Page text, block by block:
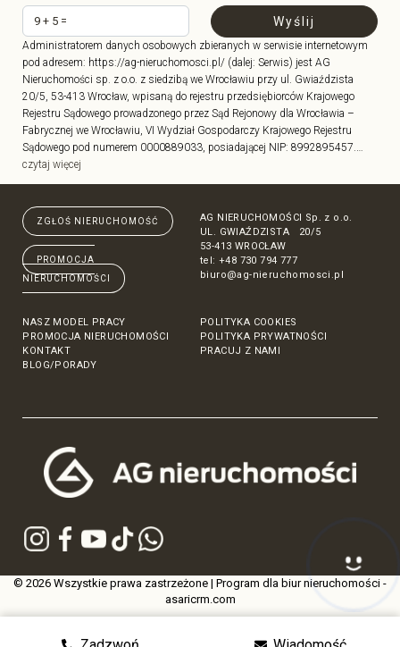
Administratorem danych osobowych zbieranych w serwisie internetowym
pod adresem: https://ag-nieruchomosci.pl/ (dalej: Serwis) jest AG
Nieruchomości sp. z o.o. z siedzibą we Wrocławiu przy ul. Gwiaździsta
20/5, 53-413 Wrocław, wpisaną do rejestru przedsiębiorców Krajowego
Rejestru Sądowego prowadzonego przez Sąd Rejonowy dla Wrocławia –
Fabrycznej we Wrocławiu, VI Wydział Gospodarczy Krajowego Rejestru
Sądowego pod numerem 0000889033, posiadającej NIP: 8992895457.…
czytaj więcej
ZGŁOŚ NIERUCHOMOŚĆ
PROMOCJA
NIERUCHOMOŚCI
AG NIERUCHOMOŚCI Sp. z o.o.
UL. GWIAŹDZISTA 20/5
53-413 WROCŁAW
tel: +48 730 794 777
biuro@ag-nieruchomosci.pl
NASZ MODEL PRACY
PROMOCJA NIERUCHOMOŚCI
KONTAKT
BLOG/PORADY
POLITYKA COOKIES
POLITYKA PRYWATNOŚCI
PRACUJ Z NAMI
© 2026 Wszystkie prawa zastrzeżone | Program dla biur nieruchomości -
asaricrm.com
Hej! Chętnie Ci pomogę 🙂